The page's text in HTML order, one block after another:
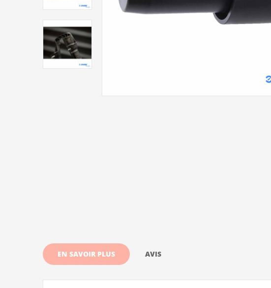
EN SAVOIR PLUS AVIS